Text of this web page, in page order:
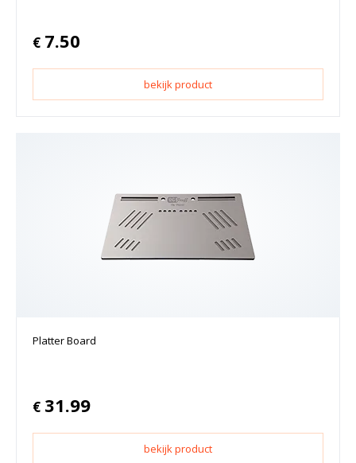
€ 7.50
bekijk product
Platter Board
€ 31.99
bekijk product